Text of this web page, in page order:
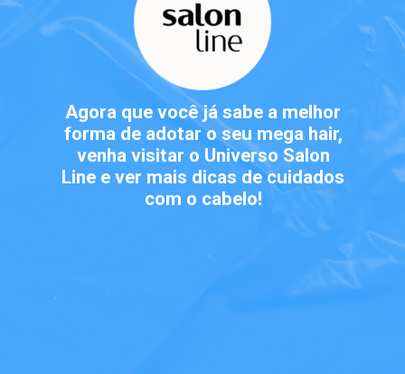
Agora que você já sabe a melhor
forma de adotar o seu mega hair,
venha visitar o Universo Salon
Line e ver mais dicas de cuidados
com o cabelo!